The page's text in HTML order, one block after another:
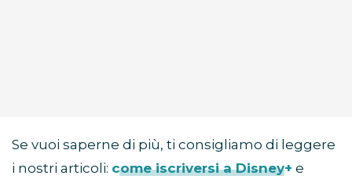
Se vuoi saperne di più, ti consigliamo di leggere
i nostri articoli: come iscriversi a Disney+ e